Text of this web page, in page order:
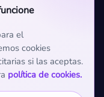
el
cookies
si las aceptas.
política de cookies.